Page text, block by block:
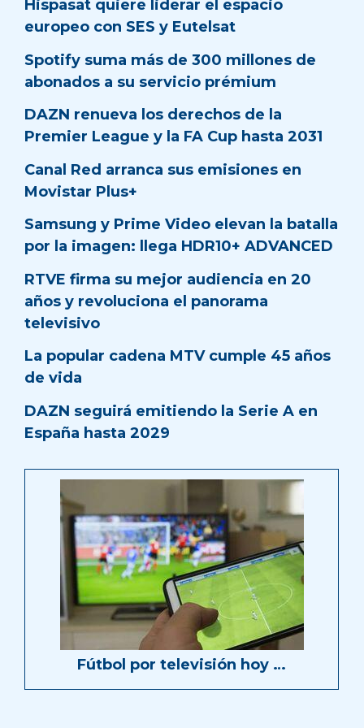
Hispasat quiere liderar el espacio
europeo con SES y Eutelsat
Spotify suma más de 300 millones de
abonados a su servicio prémium
DAZN renueva los derechos de la
Premier League y la FA Cup hasta 2031
Canal Red arranca sus emisiones en
Movistar Plus+
Samsung y Prime Video elevan la batalla
por la imagen: llega HDR10+ ADVANCED
RTVE firma su mejor audiencia en 20
años y revoluciona el panorama
televisivo
La popular cadena MTV cumple 45 años
de vida
DAZN seguirá emitiendo la Serie A en
España hasta 2029
Fútbol por televisión hoy …